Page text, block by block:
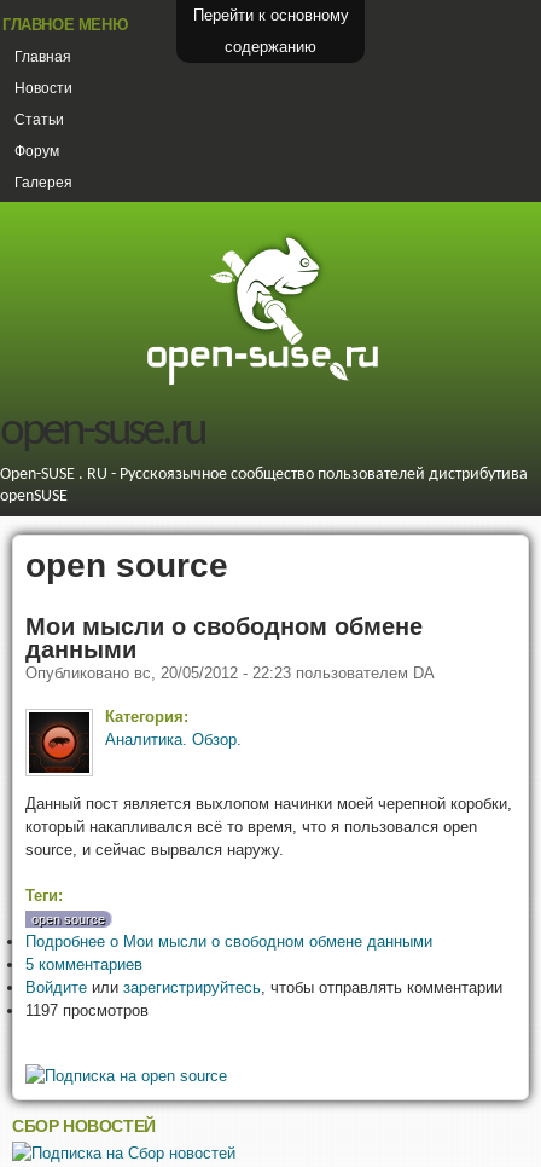
Перейти к основному
содержанию
ГЛАВНОЕ МЕНЮ
Главная
Новости
Статьи
Форум
Галерея
open-suse.ru
Open-SUSE . RU - Русскоязычное сообщество пользователей дистрибутива
openSUSE
open source
Мои мысли о свободном обмене
данными
Опубликовано вс, 20/05/2012 - 22:23 пользователем DA
Категория:
Аналитика. Обзор.
Данный пост является выхлопом начинки моей черепной коробки,
который накапливался всё то время, что я пользовался open
source, и сейчас вырвался наружу.
Теги:
open source
Подробнее о Мои мысли о свободном обмене данными
5 комментариев
Войдите или зарегистрируйтесь, чтобы отправлять комментарии
1197 просмотров
СБОР НОВОСТЕЙ